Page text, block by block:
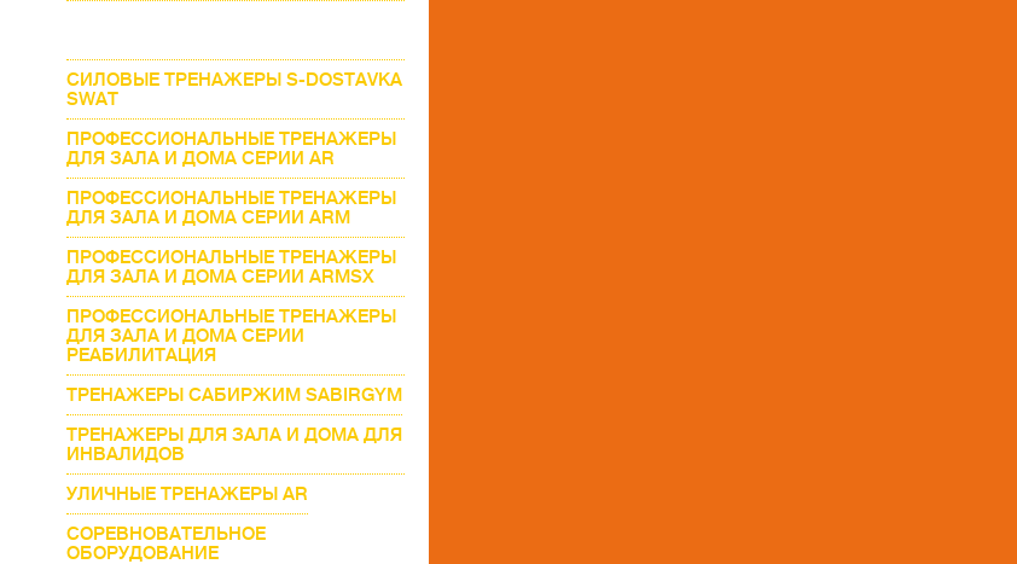
СИЛОВЫЕ ТРЕНАЖЕРЫ S-DOSTAVKA
SWAT
ПРОФЕССИОНАЛЬНЫЕ ТРЕНАЖЕРЫ
ДЛЯ ЗАЛА И ДОМА СЕРИИ AR
ПРОФЕССИОНАЛЬНЫЕ ТРЕНАЖЕРЫ
ДЛЯ ЗАЛА И ДОМА СЕРИИ ARM
ПРОФЕССИОНАЛЬНЫЕ ТРЕНАЖЕРЫ
ДЛЯ ЗАЛА И ДОМА СЕРИИ ARMSX
ПРОФЕССИОНАЛЬНЫЕ ТРЕНАЖЕРЫ
ДЛЯ ЗАЛА И ДОМА СЕРИИ
РЕАБИЛИТАЦИЯ
ТРЕНАЖЕРЫ САБИРЖИМ SABIRGYM
ТРЕНАЖЕРЫ ДЛЯ ЗАЛА И ДОМА ДЛЯ
ИНВАЛИДОВ
УЛИЧНЫЕ ТРЕНАЖЕРЫ AR
СОРЕВНОВАТЕЛЬНОЕ
ОБОРУДОВАНИЕ